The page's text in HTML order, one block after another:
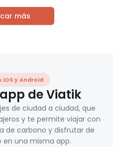
más
iOS y Android
de Viatik
de ciudad a ciudad, que
y te permite viajar con
de carbono y disfrutar de
en una misma app.